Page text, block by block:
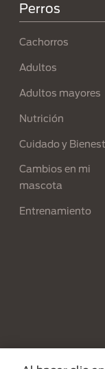
Perros
Cachorros
Adultos
Adultos mayores
Nutrición
Cuidado y
Cambios en mi
mascota
Entrenamiento
Menu Footer